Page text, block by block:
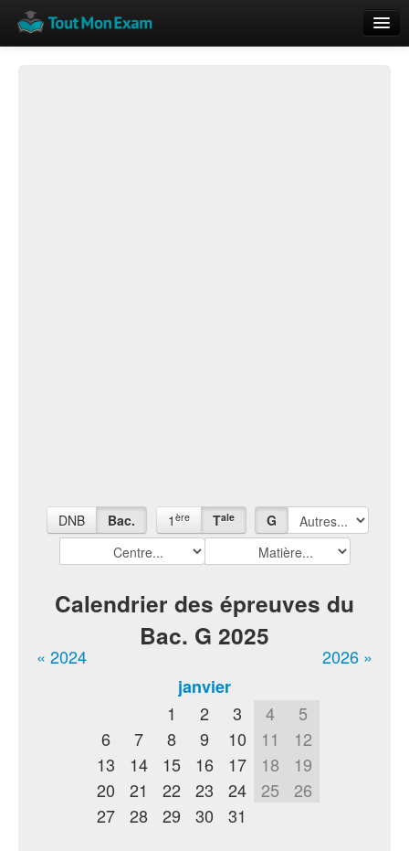
DNB Bac. 1 ère Tale G
Calendrier des épreuves du
Bac. G 2025
« 2024
2026 »
janvier
1
2 3 4
5
6
7 8 9 10 11
12
13
14 15 16 17 18
19
20
21 22 23 24 25
26
27
28 29 30 31